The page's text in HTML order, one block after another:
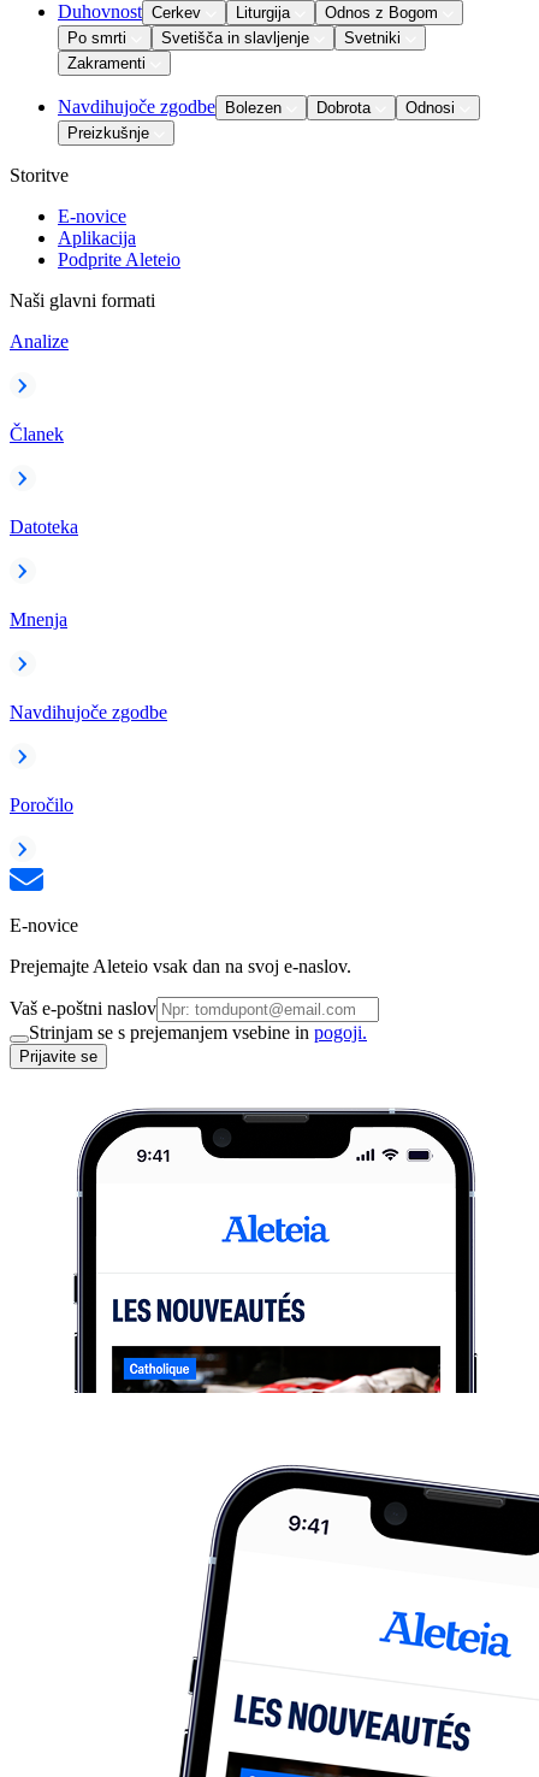
Duhovnost Cerkev Liturgija
Odnos z Bogom
Po smrti
Svetišča in slavljenje
Svetniki
Zakramenti
Navdihujoče zgodbe Bolezen Dobrota
Odnosi
Preizkušnje
Storitve
E-novice
Aplikacija
Podprite Aleteio
Naši glavni formati
Analize
Članek
Datoteka
Mnenja
Navdihujoče zgodbe
Poročilo
E-novice
Prejemajte Aleteio vsak dan na svoj e-naslov.
Vaš e-poštni naslov
Strinjam se s prejemanjem vsebine in pogoji.
Prijavite se